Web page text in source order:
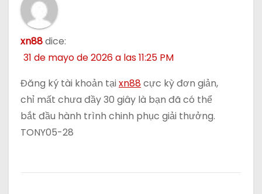
xn88dice:
31 de mayo de 2026 a las 11:25 PM
Đăng ký tài khoản tạixn88cực kỳ đơn giản,
chỉ mất chưa đầy 30 giây là bạn đã có thể
bắt đầu hành trình chinh phục giải thưởng.
TONY05-28